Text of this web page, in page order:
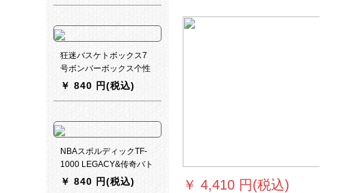
￥ 4,410 円(税込)
狂迷バスケトボックス7
号ボンバーボックス个性
的な街头球花式屋の内外
￥ 840 円(税込)
NBAスポルディックTF-
1000 LEGACY&传奇バト
ボックス室内バスボック
￥ 840 円(税込)